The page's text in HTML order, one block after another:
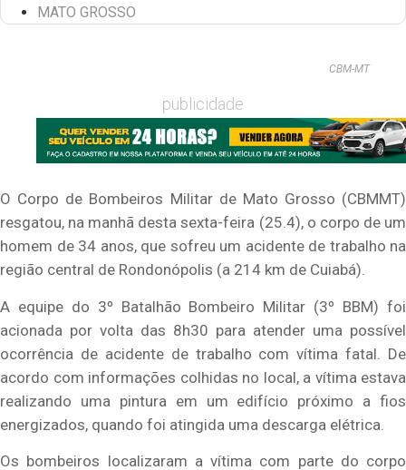
MATO GROSSO
CBM-MT
publicidade
O Corpo de Bombeiros Militar de Mato Grosso (CBMMT)
resgatou, na manhã desta sexta-feira (25.4), o corpo de um
homem de 34 anos, que sofreu um acidente de trabalho na
região central de Rondonópolis (a 214 km de Cuiabá).
A equipe do 3º Batalhão Bombeiro Militar (3º BBM) foi
acionada por volta das 8h30 para atender uma possível
ocorrência de acidente de trabalho com vítima fatal. De
acordo com informações colhidas no local, a vítima estava
realizando uma pintura em um edifício próximo a fios
energizados, quando foi atingida uma descarga elétrica.
Os bombeiros localizaram a vítima com parte do corpo